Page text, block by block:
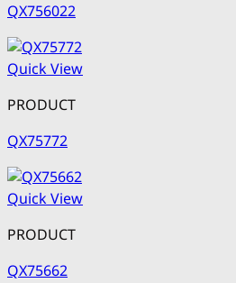
QX756022
Quick View
PRODUCT
QX75772
Quick View
PRODUCT
QX75662